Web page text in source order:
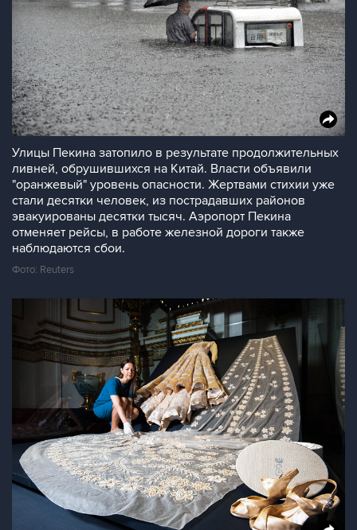
Улицы Пекина затопило в результате продолжительных
ливней, обрушившихся на Китай. Власти объявили
"оранжевый" уровень опасности. Жертвами стихии уже
стали десятки человек, из пострадавших районов
эвакуированы десятки тысяч. Аэропорт Пекина
отменяет рейсы, в работе железной дороги также
наблюдаются сбои.
Фото: Reuters